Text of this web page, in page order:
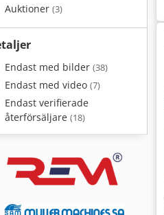
Auktioner (3)
Endast med bilder (38)
Endast med video (7)
Endast verifierade
återförsäljare (18)